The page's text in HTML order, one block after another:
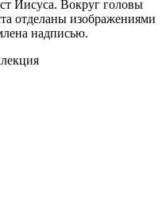
Иисуса. Вокруг головы
отделаны изображениями
надписью.